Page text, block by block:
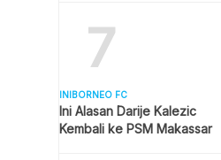
7
INIBORNEO FC
Ini Alasan Darije Kalezic
Kembali ke PSM Makassar